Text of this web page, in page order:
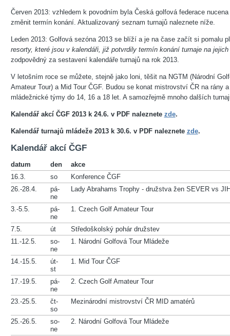
Červen 2013: vzhledem k povodním byla Česká golfová federace
změnit termín konání. Aktualizovaný seznam turnajů naleznete níže.
Leden 2013: Golfová sezóna 2013 se blíží a je na čase začít si pomalu
resorty, které jsou v kalendáři, již potvrdily termín konání turnaje na
zodpovědný za sestavení kalendáře turnajů na rok 2013.
V letošním roce se můžete, stejně jako loni, těšit na NGTM (Národní
Amateur Tour) a Mid Tour ČGF. Budou se konat mistrovství ČR na rány
mládežnické týmy do 14, 16 a 18 let. A samozřejmě mnoho dalších
Kalendář akcí ČGF 2013 k 24.6. v PDF naleznete zde.
Kalendář turnajů mládeže 2013 k 30.6. v PDF naleznete zde.
Kalendář akcí ČGF
datum den
akce
16.3.
so
Konference ČGF
26.-28.4.
pá-
ne
Lady Abrahams Trophy - družstva žen SEVER vs
3.-5.5.
pá-
ne
1. Czech Golf Amateur Tour
7.5. út
Středoškolský pohár družstev
11.-12.5.
so-
ne
1. Národní Golfová Tour Mládeže
14.-15.5.
út-
st
1. Mid Tour ČGF
17.-19.5.
pá-
ne
2. Czech Golf Amateur Tour
23.-25.5.
čt-
so
Mezinárodní mistrovství ČR MID amatérů
25.-26.5.
so-
ne
2. Národní Golfová Tour Mládeže